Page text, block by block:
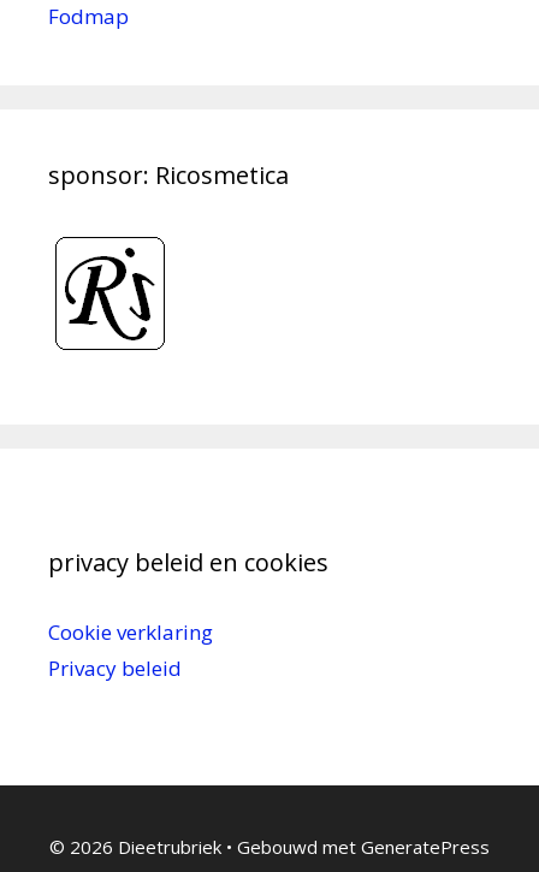
Fodmap
sponsor: Ricosmetica
privacy beleid en cookies
Cookie verklaring
Privacy beleid
© 2026 Dieetrubriek • Gebouwd met GeneratePress